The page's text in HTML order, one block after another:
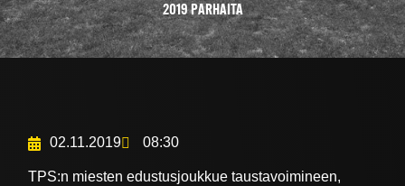
2019 PARHAITA
02.11.2019 08:30
TPS:n miesten edustusjoukkue taustavoimineen,